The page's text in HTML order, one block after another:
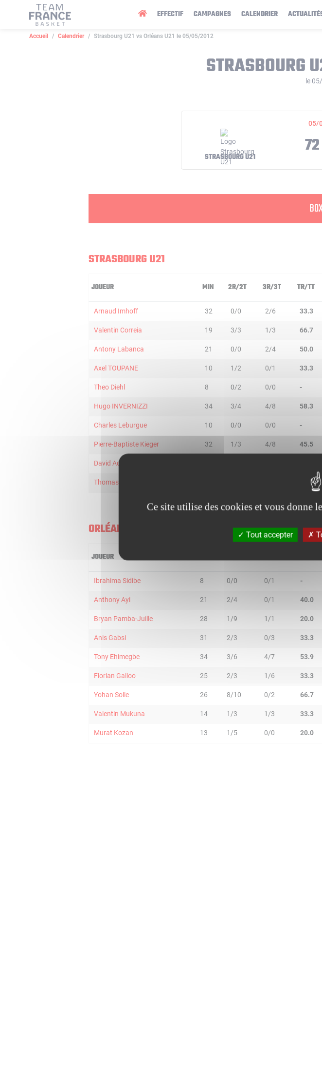
EFFECTIF CAMPAGNES CALENDRIER
Accueil Calendrier Strasbourg U21 vs Orléans U21 le 05/05/2012
STRASBOURG
le
05/
STRASBOURG U21
STRASBOURG U21
JOUEUR MIN 2R/2T 3R/3T TR/TT
Arnaud Imhoff 32 0/0 2/6 33.3
Valentin Correia 19 3/3 1/3 66.7
Antony Labanca 21 0/0 2/4 50.0
Axel TOUPANE 10 1/2 0/1 33.3
Theo Diehl 8 0/2 0/0 -
Hugo INVERNIZZI 34 3/4 4/8 58.3
Charles Leburgue 10 0/0 0/0 -
Pierre-Baptiste Kieger 32 1/3 4/8 45.5
David Acker
Thomas Trauttmann 60.0
ORLÉANS U21
JOUEUR
Ibrahima Sidibe 8 0/0 0/1 -
Anthony Ayi 21 2/4 0/1 40.0
Bryan Pamba-Juille 28 1/9 1/1 20.0
Anis Gabsi 31 2/3 0/3 33.3
Tony Ehimegbe 34 3/6 4/7 53.9
Florian Galloo 25 2/3 1/6 33.3
Yohan Solle 26 8/10 0/2 66.7
Valentin Mukuna 14 1/3 1/3 33.3
Murat Kozan 13 1/5 0/0 20.0
Panneau de gestion des cookies
Ce site utilise des cookies et vous donne
Tout accepter